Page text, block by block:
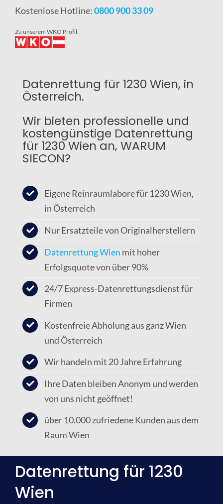
Kostenlose Hotline:0800 900 33 09
Zu unserem WKO Profil:
Datenrettung für 1230 Wien, in
Österreich.
Wir bieten professionelle und
kostengünstige Datenrettung
für 1230 Wien an, WARUM
SIECON?
Eigene Reinraumlabore für 1230 Wien,
in Österreich
Nur Ersatzteile von Originalherstellern
Datenrettung Wien mit hoher
Erfolgsquote von über 90%
24/7 Express-Datenrettungsdienst für
Firmen
Kostenfreie Abholung aus ganz Wien
und Österreich
Wir handeln mit 20 Jahre Erfahrung
Ihre Daten bleiben Anonym und werden
von uns nicht geöffnet!
über 10.000 zufriedene Kunden aus dem
Raum Wien
Datenrettung für 1230
Wien